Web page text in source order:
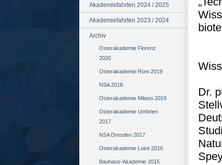
Akademiefahrten 2024 / 2025
Akademiefahrten 2023 / 2024
Archiv
Osterakademie Florenz
2020
Osterakademie Rom 2019
NSA 2018
Osterakademie Milano 2018
Osterakademie Umbrien
2017
NSA Dresden 2017
Osterakademie Loire 2016
Bauhaus-Akademie 2015
Dr.